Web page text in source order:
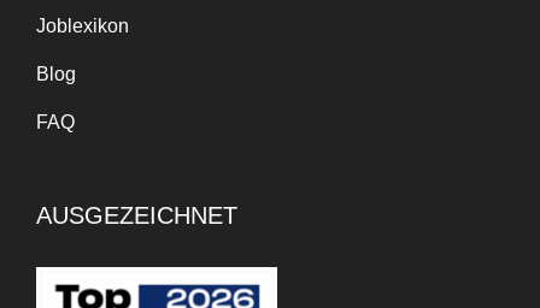
Joblexikon
Blog
FAQ
AUSGEZEICHNET